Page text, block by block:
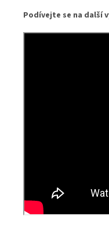
Podívejte se na další